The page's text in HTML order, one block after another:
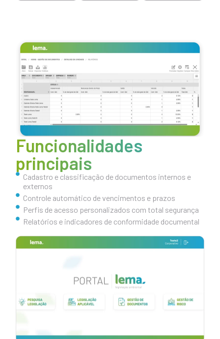
Funcionalidades
principais
Cadastro e classificação de documentos internos e
externos
Controle automático de vencimentos e prazos
Perfis de acesso personalizados com total segurança
Relatórios e indicadores de conformidade documental